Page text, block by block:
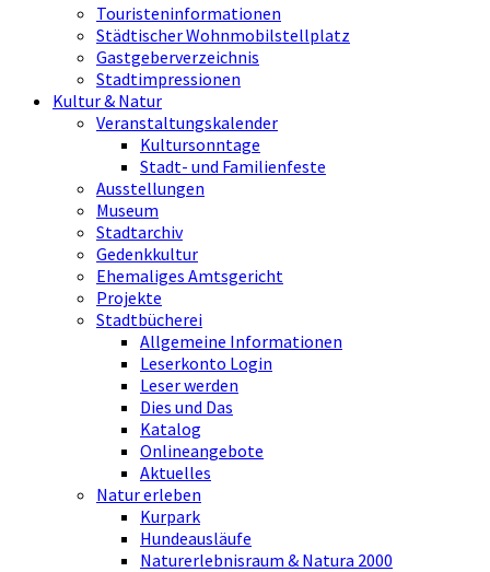
Touristeninformationen
Städtischer Wohnmobilstellplatz
Gastgeberverzeichnis
Stadtimpressionen
Kultur & Natur
Veranstaltungskalender
Kultursonntage
Stadt- und Familienfeste
Ausstellungen
Museum
Stadtarchiv
Gedenkkultur
Ehemaliges Amtsgericht
Projekte
Stadtbücherei
Allgemeine Informationen
Leserkonto Login
Leser werden
Dies und Das
Katalog
Onlineangebote
Aktuelles
Natur erleben
Kurpark
Hundeausläufe
Naturerlebnisraum & Natura 2000